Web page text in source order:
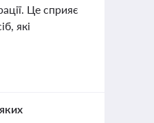
Це сприяє
які